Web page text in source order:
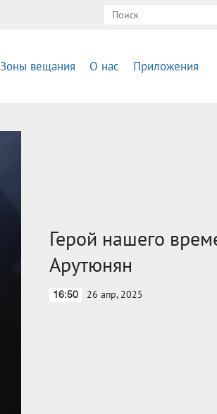
Зоны вещания О нас Приложения
Герой нашего
Арутюнян
16:50 26 апр, 2025